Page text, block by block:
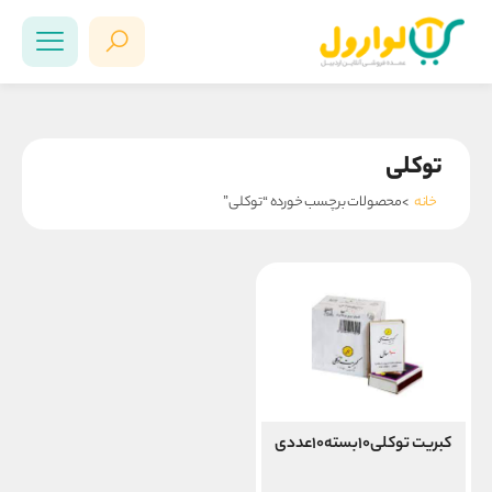
توکلی
خانه >محصولات برچسب خورده “توکلی”
کبریت توکلی۱۰بسته۱۰عددی